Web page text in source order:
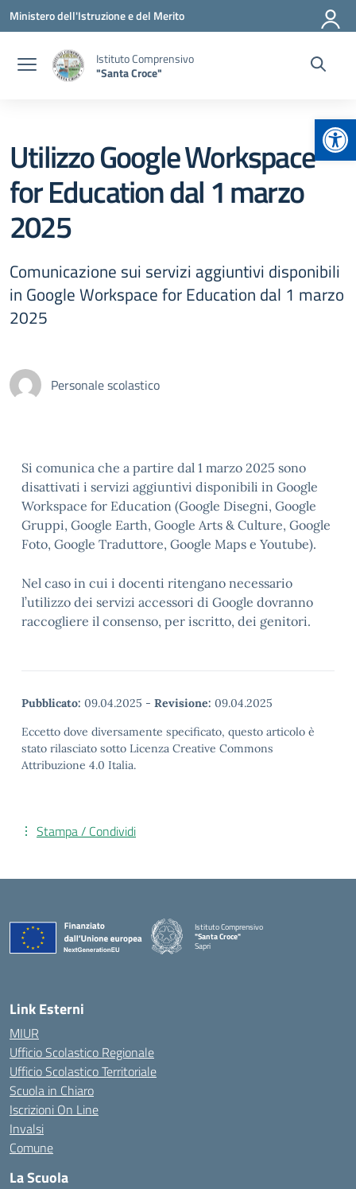
Vai ai contenuti
Vai al menu di navigazione
Vai al footer
Ministero dell'Istruzione e del Merito
Istituto Comprensivo
"Santa Croce"
Utilizzo Google Workspace
for Education dal 1 marzo
2025
Comunicazione sui servizi aggiuntivi disponibili
in Google Workspace for Education dal 1 marzo
2025
Personale scolastico
Si comunica che a partire dal 1 marzo 2025 sono
disattivati i servizi aggiuntivi disponibili in Google
Workspace for Education (Google Disegni, Google
Gruppi, Google Earth, Google Arts & Culture, Google
Foto, Google Traduttore, Google Maps e Youtube).
Nel caso in cui i docenti ritengano necessario
l’utilizzo dei servizi accessori di Google dovranno
raccogliere il consenso, per iscritto, dei genitori.
Pubblicato: 09.04.2025 - Revisione: 09.04.2025
Eccetto dove diversamente specificato, questo articolo è
stato rilasciato sotto Licenza Creative Commons
Attribuzione 4.0 Italia.
Stampa / Condividi
Istituto Comprensivo
"Santa Croce"
Sapri
— Visita la pagina iniziale della scuola
Link Esterni
MIUR
Ufficio Scolastico Regionale
Ufficio Scolastico Territoriale
Scuola in Chiaro
Iscrizioni On Line
Invalsi
Comune
La Scuola